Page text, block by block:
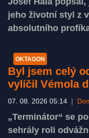
jeho životní styl z
absolutního
OKTAGON
Byl jsem celý
vylíčil Vémola
07. 08. 2026 05:14
„Terminátor“ se
sehrály roli